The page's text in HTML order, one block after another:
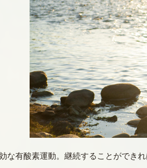
な有酸素運動。継続することができ